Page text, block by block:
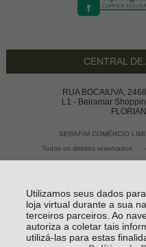
Utilizamos seus dados
loja virtual durante a sua
terceiros parceiros. Ao
autoriza a coletar tais
utilizá-las para estas
CENTRAL
RUA BOCAIUVA,
L1 - Beiramar
SERAFIM COMÉRCIO
Todos os direitos reservados